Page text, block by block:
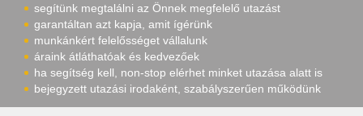
segítünk megtalálni az Önnek megfelelő utazást
garantáltan azt kapja, amit ígérünk
munkánkért felelősséget vállalunk
áraink átláthatóak és kedvezőek
ha segítség kell, non-stop elérhet minket utazása alatt is
bejegyzett utazási irodaként, szabályszerűen működünk